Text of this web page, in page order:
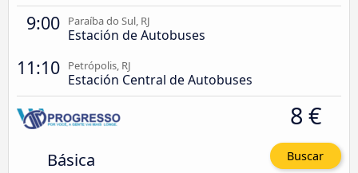
9:00 Paraíba do Sul, RJ
Estación de Autobuses
11:10 Petrópolis, RJ
Estación Central de Autobuses
Básica
8 €
Buscar